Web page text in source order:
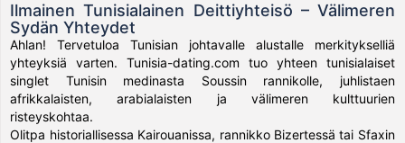
Ilmainen Tunisialainen Deittiyhteisö – Välimeren
Sydän Yhteydet
Ahlan! Tervetuloa Tunisian johtavalle alustalle merkitykselliä
yhteyksiä varten. Tunisia-dating.com tuo yhteen tunisialaiset
singlet Tunisin medinasta Soussin rannikolle, juhlistaen
afrikkalaisten, arabialaisten ja välimeren kulttuurien
risteyskohtaa.
Olitpa historiallisessa Kairouanissa, rannikko Bizertessä tai Sfaxin